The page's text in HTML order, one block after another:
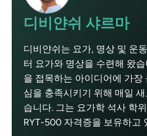
디비얀쉬 샤르마
디비얀쉬는 요가, 명상 및 운
터 요가와 명상을 수련해 왔
을 접목하는 아이디어에 가장
심을 충족시키기 위해 매일
습니다. 그는 요가학 석사 학
RYT-500 자격증을 보유하고